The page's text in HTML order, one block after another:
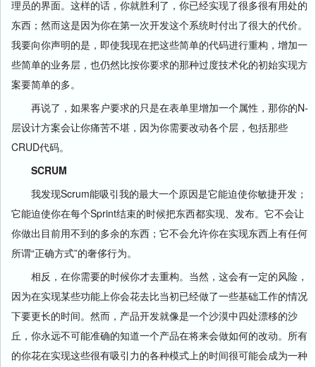
理员的界面。这样的话，你就胜利了，你已经实现了很多很有用处的
东西；然而这是因为你在第一次开发这个系统时付出了很大的代价。
我要向你声明的是，即使我现在把这些简单的代码进行重构，增加一
些简单的业务层，也仍然比按你要求的那种过度技术化的初始实现方
案要简单的多。
再说了，如果客户要求的只是在表单里增加一个属性，那你的N-
层设计方案会让你痛苦不堪，因为你需要改动各个层，包括那些
CRUD代码。
SCRUM
我发现Scrum能吸引我的最大一个原因是它能迫使你敏捷开发；
它能迫使你在每个Sprint结束的时候把东西都实现、发布。它不会让
你做出目前用不到的多余的东西；它不会允许你在实现东西上有任何
所谓“正确方式”的奢侈行为。
相反，在你需要的时候你才去重构。当然，这会有一定的风险，
因为在实现某些功能上你会花去比当初已经做了一些基础工作的情况
下要更长的时间。然而，产品开发就像是一个沙漠中四处漂移的沙
丘，你永远不可能准确的知道一个产品在将来会做如何的改动。所有
的你花在实现这些很有吸引力的各种模式上的时间很可能会成为一种